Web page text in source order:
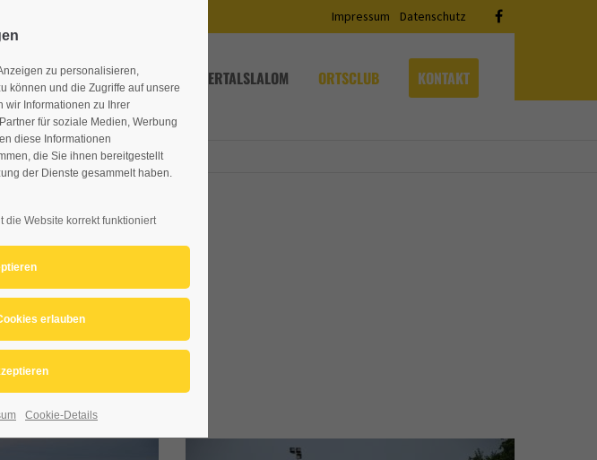
Der Eintrag "offcanvas-col3" existiert
leider nicht.
Impressum Datenschutz
LABERTAL HISTORIC LABERTALSLALOM ORTSCLUB KONTAKT
zu personalisieren,
können und die Zugriffe auf unsere
wir Informationen zu Ihrer
für soziale Medien, Werbung
diese Informationen
die Sie ihnen bereitgestellt
der Dienste gesammelt haben.
die Website korrekt funktioniert
Cookie-Details